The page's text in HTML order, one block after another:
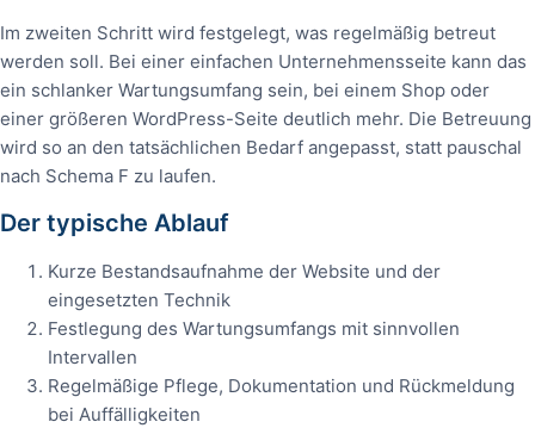
Im zweiten Schritt wird festgelegt, was regelmäßig betreut
werden soll. Bei einer einfachen Unternehmensseite kann das
ein schlanker Wartungsumfang sein, bei einem Shop oder
einer größeren WordPress-Seite deutlich mehr. Die Betreuung
wird so an den tatsächlichen Bedarf angepasst, statt pauschal
nach Schema F zu laufen.
Der typische Ablauf
Kurze Bestandsaufnahme der Website und der
eingesetzten Technik
Festlegung des Wartungsumfangs mit sinnvollen
Intervallen
Regelmäßige Pflege, Dokumentation und Rückmeldung
bei Auffälligkeiten